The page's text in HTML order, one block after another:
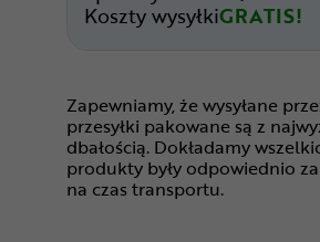
Koszty wysyłkiGRATIS!
Zapewniamy, że wysyłane
przesyłki pakowane są z
dbałością. Dokładamy
produkty były odpowiednio
na czas transportu.